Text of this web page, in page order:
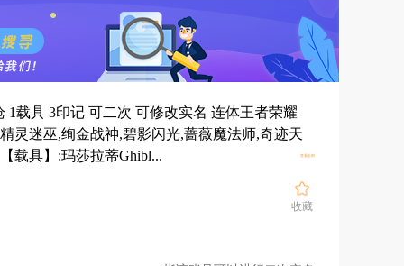
1载具 3印记 可二次 可修改实名 连体王者荣耀
灵迷巫,绚金战神,碧影闪光,蔷薇魔法师,奇迹天
载具】:玛莎拉蒂Ghibl...
查看全部
展开
收藏